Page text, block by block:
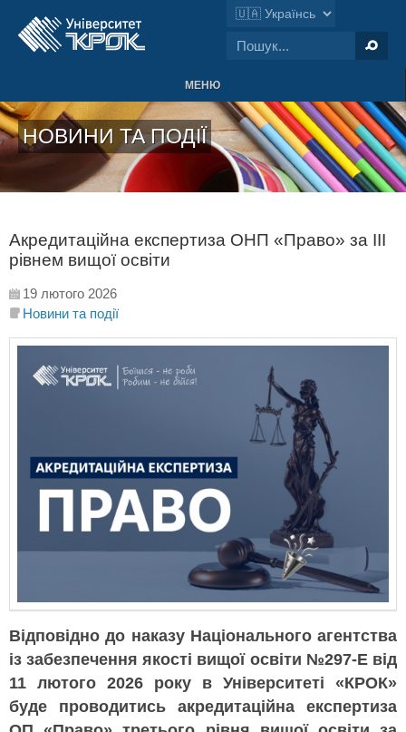
МЕНЮ
НОВИНИ ТА ПОДІЇ
Акредитаційна експертиза ОНП «Право» за ІІІ
рівнем вищої освіти
19 лютого 2026
Новини та події
Відповідно до наказу Національного агентства
із забезпечення якості вищої освіти №297-Е від
11 лютого 2026 року в Університетi «КРОК»
буде проводитись акредитаційна експертиза